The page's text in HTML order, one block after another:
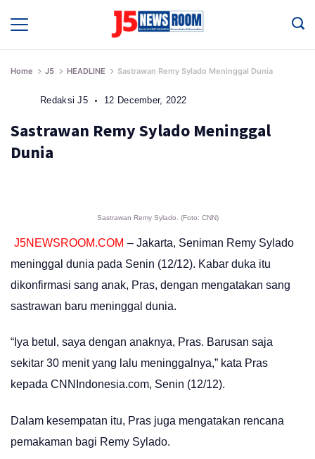
Home J5 HEADLINE Sastrawan Remy Sylado Meninggal Dunia
Redaksi J5 12 December, 2022
Sastrawan Remy Sylado Meninggal
Dunia
Sastrawan Remy Sylado. (Foto: CNN)
J5NEWSROOM.COM – Jakarta, Seniman Remy Sylado
meninggal dunia pada Senin (12/12). Kabar duka itu
dikonfirmasi sang anak, Pras, dengan mengatakan sang
sastrawan baru meninggal dunia.
“Iya betul, saya dengan anaknya, Pras. Barusan saja
sekitar 30 menit yang lalu meninggalnya,” kata Pras
kepada CNNIndonesia.com, Senin (12/12).
Dalam kesempatan itu, Pras juga mengatakan rencana
pemakaman bagi Remy Sylado.